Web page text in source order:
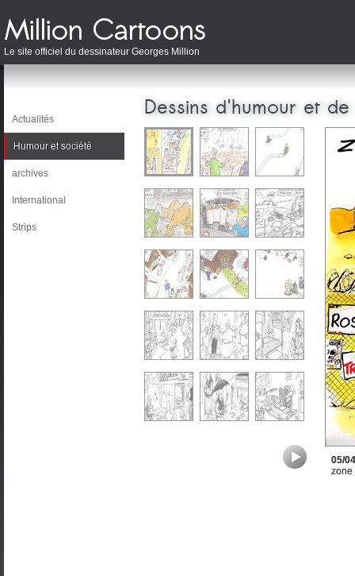
Le site officiel du dessinateur Georges Million
Actualités
Humour et société
archives
International
Strips
Dessins d'humour et
05/
zone